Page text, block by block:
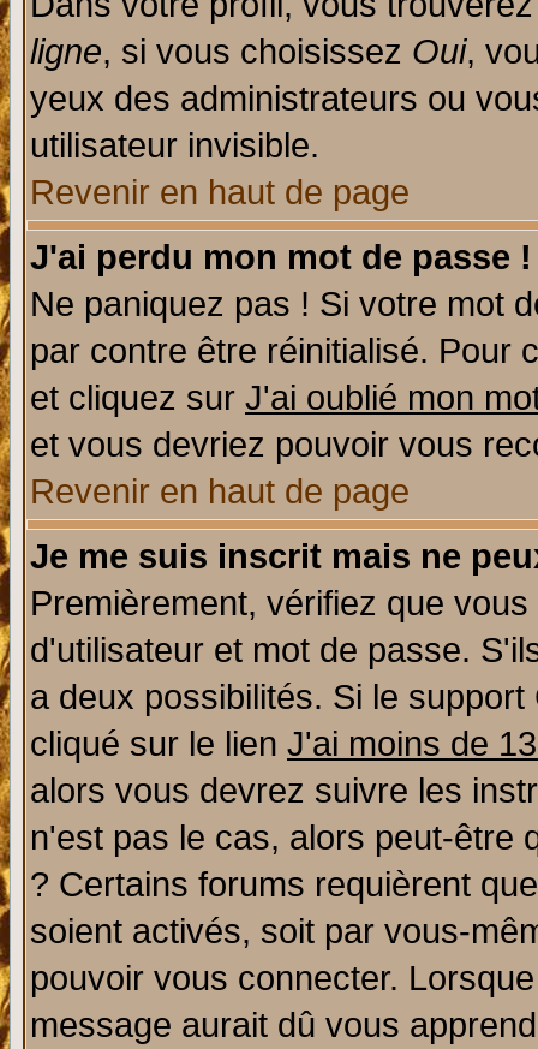
ligne, si vous choisissez Oui,
yeux des administrateurs ou
utilisateur invisible.
Revenir en haut de page
J'ai perdu mon mot de passe !
Ne paniquez pas ! Si votre mot
par contre être réinitialisé. Pour
et cliquez sur J'ai oublié mon
et vous devriez pouvoir vous
Revenir en haut de page
Je me suis inscrit mais ne
Premièrement, vérifiez que
d'utilisateur et mot de passe.
a deux possibilités. Si le
cliqué sur le lien J'ai moins de
alors vous devrez suivre les
n'est pas le cas, alors peut-être
? Certains forums requièrent
soient activés, soit par vous-
pouvoir vous connecter.
message aurait dû vous